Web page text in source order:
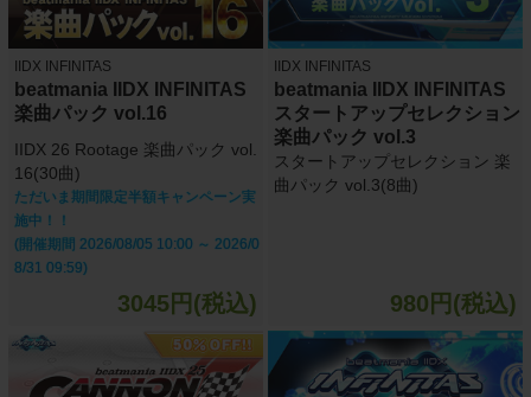
IIDX INFINITAS
beatmania IIDX INFINITAS
楽曲パック vol.16
IIDX 26 Rootage 楽曲パック vol.
16(30曲)
ただいま期間限定半額キャンペーン実
施中！！
(開催期間 2026/08/05 10:00 ～ 2026/0
8/31 09:59)
3045円(税込)
IIDX INFINITAS
beatmania IIDX INFINITAS
スタートアップセレクション
楽曲パック vol.3
スタートアップセレクション 楽
曲パック vol.3(8曲)
980円(税込)